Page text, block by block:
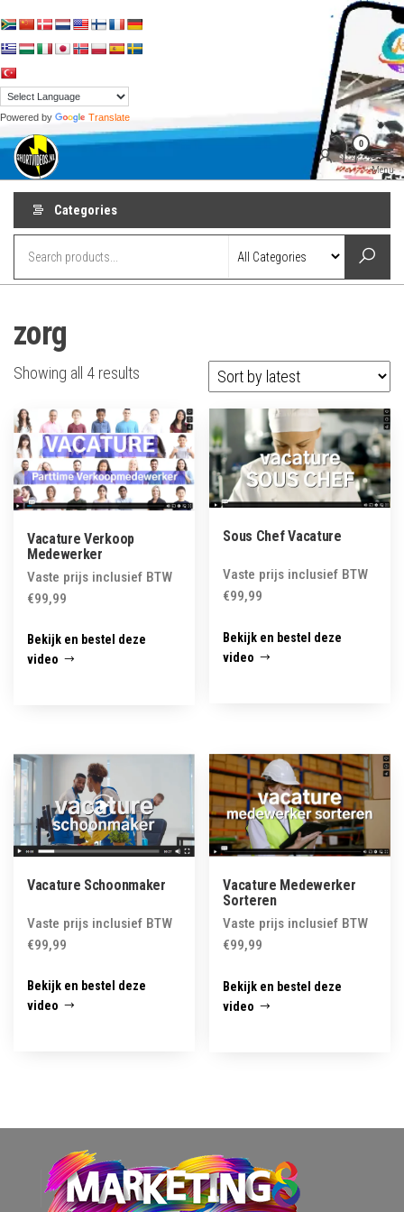
to
content
Powered by Translate
shortvideos.nl
ondernemers
0
Menu
Categories
zorg
Showing all 4 results
latest
Vacature Verkoop
Medewerker
Vaste prijs inclusief BTW
€99,99
Bekijk en bestel deze
video
Sous Chef Vacature
Vaste prijs inclusief BTW
€99,99
Bekijk en bestel deze
video
Vacature Schoonmaker
Vaste prijs inclusief BTW
€99,99
Bekijk en bestel deze
video
Vacature Medewerker
Sorteren
Vaste prijs inclusief BTW
€99,99
Bekijk en bestel deze
video